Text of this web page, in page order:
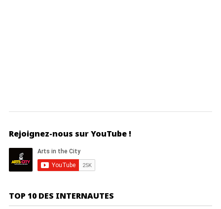
Rejoignez-nous sur YouTube !
TOP 10 DES INTERNAUTES